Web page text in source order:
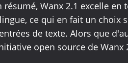
résumé, Wanx 2.1 excelle
ce qui en fait un choix
de texte. Alors que
open source de Wanx